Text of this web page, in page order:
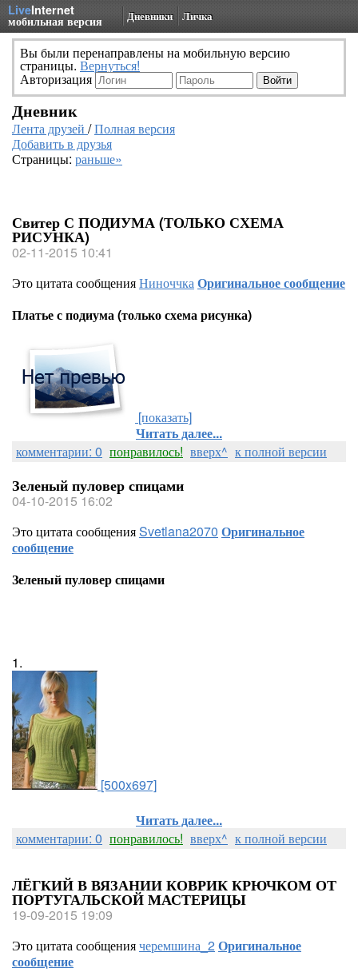
LiveInternet
мобильная версия Дневники Личка
Вы были перенаправлены на мобильную версию
страницы. Вернуться!
Авторизация
Дневник
Лента друзей /Полная версия
Добавить в друзья
Страницы: раньше»
Свитер С ПОДИУМА (ТОЛЬКО СХЕМА
РИСУНКА)
02-11-2015 10:41
Это цитата сообщенияНиноччкаОригинальное сообщение
Платье с подиума (только схема рисунка)
[показать]
Читать далее...
комментарии: 0 понравилось! вверх^ к полной версии
Зеленый пуловер спицами
04-10-2015 16:02
Это цитата сообщенияSvetlana2070 Оригинальное
сообщение
Зеленый пуловер спицами
1.
[500x697]
Читать далее...
комментарии: 0 понравилось! вверх^ к полной версии
ЛЁГКИЙ В ВЯЗАНИИ КОВРИК КРЮЧКОМ ОТ
ПОРТУГАЛЬСКОЙ МАСТЕРИЦЫ
19-09-2015 19:09
Это цитата сообщениячеремшина_2Оригинальное
сообщение